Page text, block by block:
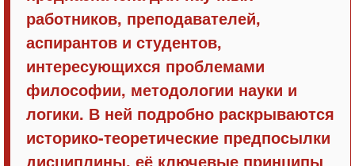
работников, преподавателей,
аспирантов и студентов,
интересующихся проблемами
философии, методологии науки и
логики. В ней подробно раскрываются
историко-теоретические предпосылки
дисциплины, её ключевые принципы